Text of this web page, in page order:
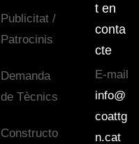
Publicitat /
Patrocinis
Demanda
de Tècnics
Constructo
t en
conta
cte
E-mail
info@
coattg
n.cat